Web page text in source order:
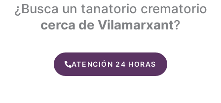
¿Busca un tanatorio crematorio
cerca de Vilamarxant?
ATENCIÓN 24 HORAS